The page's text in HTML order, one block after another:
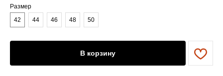
Размер
42
44 46 48 50
В корзину